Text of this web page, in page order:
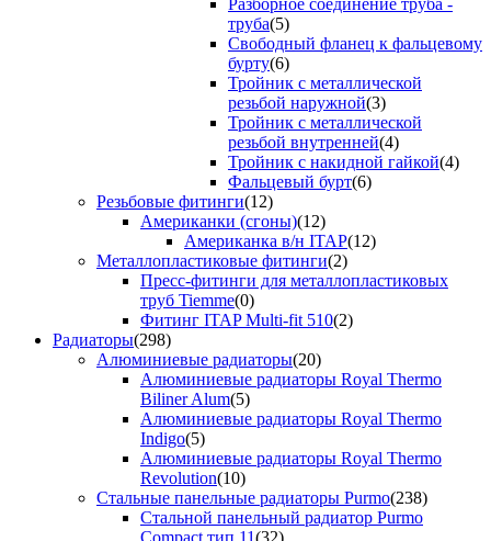
Разборное соединение труба -
труба(5)
Свободный фланец к фальцевому
бурту(6)
Тройник с металлической
резьбой наружной(3)
Тройник с металлической
резьбой внутренней(4)
Тройник с накидной гайкой(4)
Фальцевый бурт(6)
Резьбовые фитинги(12)
Американки (сгоны)(12)
Американка в/н ITAP(12)
Металлопластиковые фитинги(2)
Пресс-фитинги для металлопластиковых
труб Tiemme(0)
Фитинг ITAP Multi-fit 510(2)
Радиаторы(298)
Алюминиевые радиаторы(20)
Алюминиевые радиаторы Royal Thermo
Biliner Alum(5)
Алюминиевые радиаторы Royal Thermo
Indigo(5)
Алюминиевые радиаторы Royal Thermo
Revolution(10)
Стальные панельные радиаторы Purmo(238)
Стальной панельный радиатор Purmo
Compact тип 11(32)